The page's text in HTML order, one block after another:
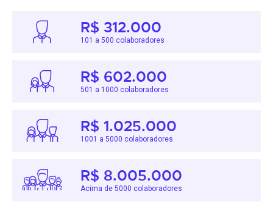
R$ 312.000
101 a 500 colaboradores
R$ 602.000
501 a 1000 colaboradores
R$ 1.025.000
1001 a 5000 colaboradores
R$ 8.005.000
Acima de 5000 colaboradores